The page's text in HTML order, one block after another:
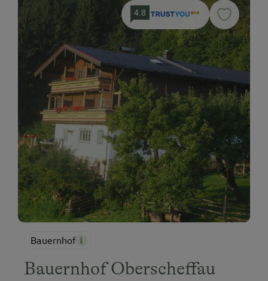
4.8
Bauernhof
Bauernhof Oberscheffau